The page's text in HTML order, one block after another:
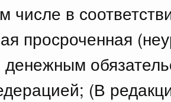
числе в
просроченная
денежным
(В